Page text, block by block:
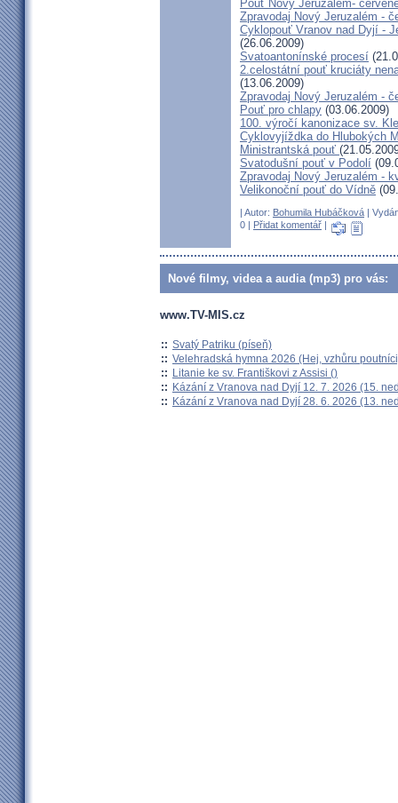
Pouť Nový Jeruzalém-
Zpravodaj Nový Jeruzalém -
Cyklopouť Vranov nad Dyjí -
(26.06.2009)
Svatoantonínské procesí
2.celostátní pouť kruciáty
(13.06.2009)
Zpravodaj Nový Jeruzalém -
Pouť pro chlapy (03.06.2009)
100. výročí kanonizace sv.
Cyklovyjíždka do Hlubokých
Ministrantská pouť
Svatodušní pouť v Podolí
Zpravodaj Nový Jeruzalém -
Velikonoční pouť do Vídně
| Autor: Bohumila Hubáčková |
0 | Přidat komentář |
Nové filmy, videa a audia (mp3) pro vás:
www.TV-MIS.cz
:: Svatý Patriku (píseň)
:: Velehradská hymna 2026 (Hej, vzhůru
:: Litanie ke sv. Františkovi z Assisi ()
:: Kázání z Vranova nad Dyjí 12. 7. 2026 (15.
:: Kázání z Vranova nad Dyjí 28. 6. 2026 (13.